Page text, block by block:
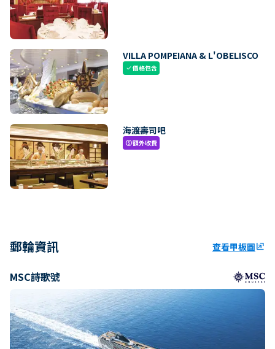
VILLA POMPEIANA & L'OBELISCO
check價格包含
海渡壽司吧
paid額外收費
郵輪資訊 查看甲板圖ungroup
MSC詩歌號